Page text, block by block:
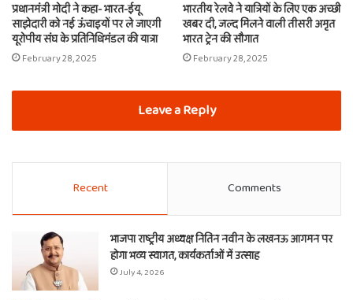
प्रधानमंत्री मोदी ने कहा- भारत-ईयू
साझेदारी को नई ऊंचाइयों पर ले जाएगी
यूरोपीय संघ के प्रतिनिधिमंडल की यात्रा
February 28, 2025
भारतीय रेलवे ने यात्रियों के लिए एक अच्छी
खबर दी, जल्द मिलने वाली तीसरी अमृत
भारत ट्रेन की सौगात
February 28, 2025
Leave a Reply
Recent Comments
भाजपा राष्ट्रीय अध्यक्ष नितिन नवीन के लखनऊ आगमन पर
होगा भव्य स्वागत, कार्यकर्ताओं में उत्साह
July 4, 2026